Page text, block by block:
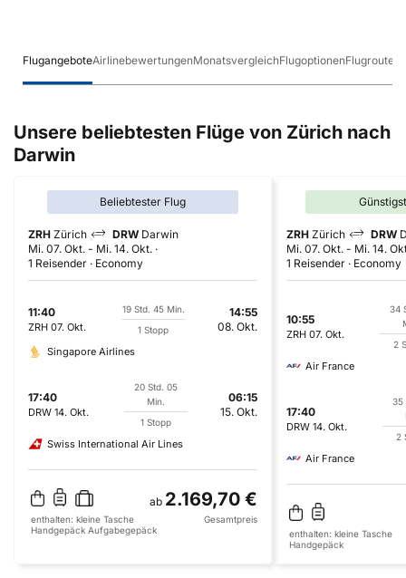
FlugangeboteAirlinebewertungenMonatsvergleichFlugoptionenFlugrouten
Unsere beliebtesten Flüge von Zürich nach
Darwin
Beliebtester Flug
ZRH Zürich DRW Darwin
Mi. 07. Okt. - Mi. 14. Okt.
1 Reisender
Economy
11:40
ZRH 07. Okt.
19 Std. 45 Min.
1 Stopp
14:55
08. Okt.
Singapore Airlines
17:40
DRW 14. Okt.
20 Std. 05
Min.
1 Stopp
06:15
15. Okt.
Swiss International Air Lines
ab 2.169,70 €
enthalten: kleine Tasche
Handgepäck Aufgabegepäck
Gesamtpreis
ZRH Zürich DRW
Mi. 07. Okt. - Mi. 14.
1 Reisender
Economy
10:55
ZRH 07. Okt.
34
2
Air France
17:40
DRW 14. Okt.
35
2
Air France
enthalten: kleine Tasche
Handgepäck